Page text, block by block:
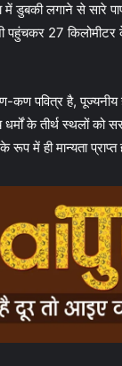
डुबकी लगाने से सारे
पहुंचकर 27
पवित्र है, पूज्यनीय
के तीर्थ स्थलों को
में ही मान्यता प्राप्त